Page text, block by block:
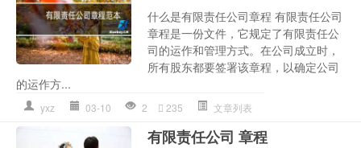
什么是有限责任公司章程 有限责任公司
章程是一份文件，它规定了有限责任公
司的运作和管理方式。在公司成立时，
所有股东都要签署该章程，以确定公司
的运作方...
yxz 03-10 2 235 文章列表
有限责任公司 章程